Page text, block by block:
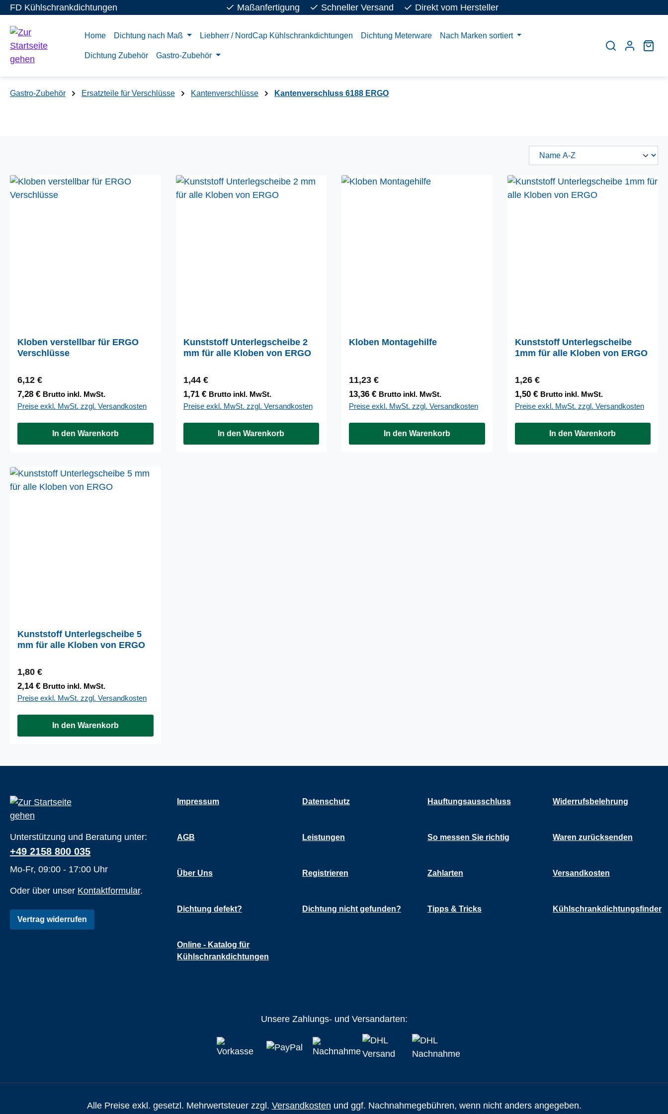
Hauptinhalt springen
Zur Suche springen
Zur Hauptnavigation springen
FD Kühlschrankdichtungen Maßanfertigung Schneller Versand Direkt vom Hersteller
Home Dichtung nach Maß Liebherr / NordCap Kühlschrankdichtungen Dichtung Meterware Nach Marken sortiert
Dichtung Zubehör Gastro-Zubehör
Gastro-Zubehör Ersatzteile für Verschlüsse Kantenverschlüsse Kantenverschluss 6188 ERGO
Kloben verstellbar für ERGO
Verschlüsse
Regulärer Preis:
6,12 €
7,28 € Brutto inkl. MwSt.
Preise exkl. MwSt. zzgl. Versandkosten
In den Warenkorb
Kunststoff Unterlegscheibe 2
mm für alle Kloben von ERGO
Regulärer Preis:
1,44 €
1,71 € Brutto inkl. MwSt.
Preise exkl. MwSt. zzgl. Versandkosten
In den Warenkorb
Kloben Montagehilfe
Regulärer Preis:
11,23 €
13,36 € Brutto inkl. MwSt.
Preise exkl. MwSt. zzgl. Versandkosten
In den Warenkorb
Kunststoff Unterlegscheibe
1mm für alle Kloben von ERGO
Regulärer Preis:
1,26 €
1,50 € Brutto inkl. MwSt.
Preise exkl. MwSt. zzgl. Versandkosten
In den Warenkorb
Kunststoff Unterlegscheibe 5
mm für alle Kloben von ERGO
Regulärer Preis:
1,80 €
2,14 € Brutto inkl. MwSt.
Preise exkl. MwSt. zzgl. Versandkosten
In den Warenkorb
Unterstützung und Beratung unter:
+49 2158 800 035
Mo-Fr, 09:00 - 17:00 Uhr
Oder über unser Kontaktformular.
Vertrag widerrufen
Impressum Datenschutz Hauftungsausschluss Widerrufsbelehrung
AGB Leistungen So messen Sie richtig Waren zurücksenden
Über Uns Registrieren Zahlarten Versandkosten
Dichtung defekt? Dichtung nicht gefunden? Tipps & Tricks Kühlschrankdichtungsfinder
Online - Katalog für
Kühlschrankdichtungen
Unsere Zahlungs- und Versandarten:
Alle Preise exkl. gesetzl. Mehrwertsteuer zzgl. Versandkosten und ggf. Nachnahmegebühren, wenn nicht anders angegeben.